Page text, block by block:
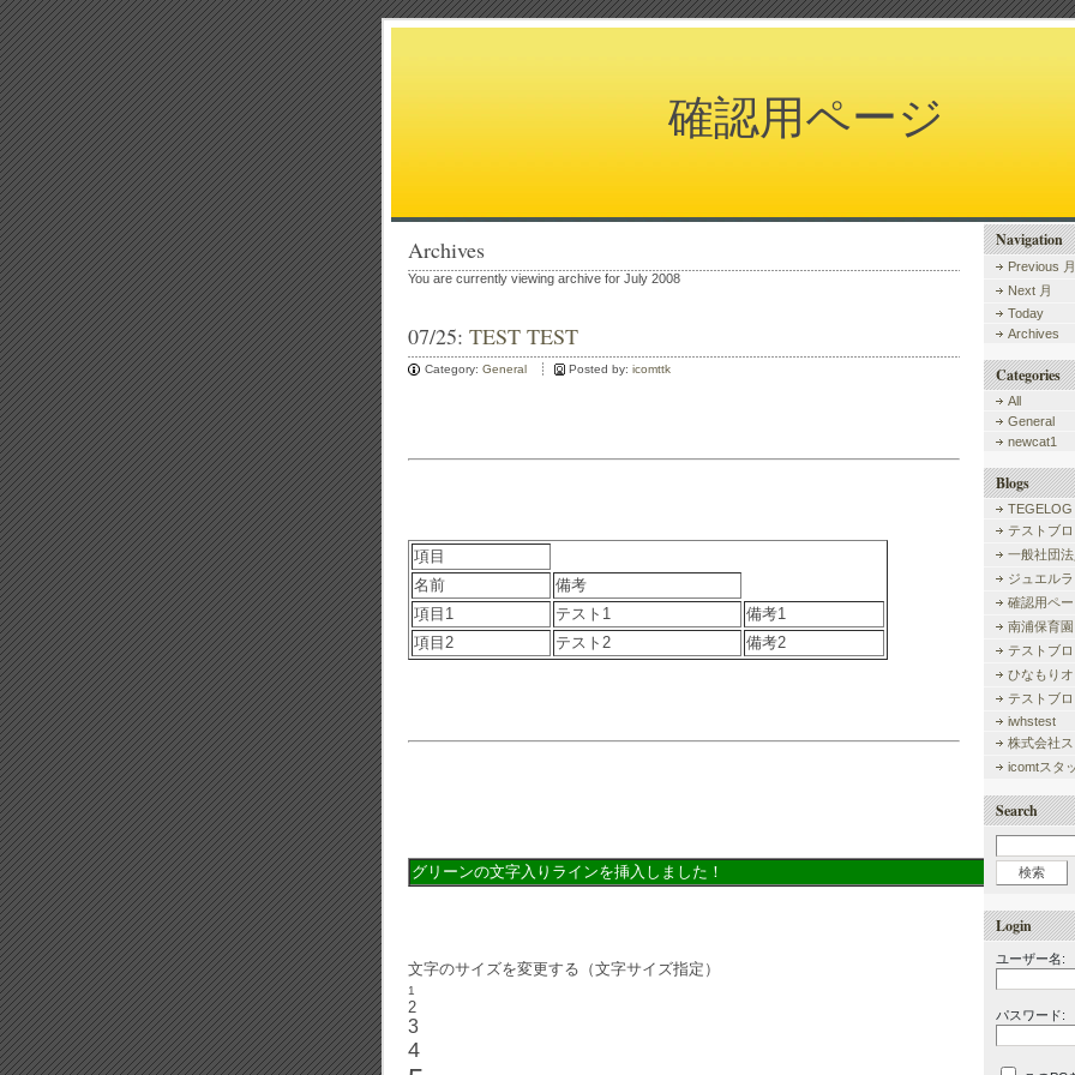
確認用ページ
Archives
You are currently viewing archive for July 2008
07/25: TEST TEST
Category: General Posted by: icomttk
項目
名前
備考
項目1
テスト1
備考1
項目2
テスト2 備考2
グリーンの文字入りラインを挿入しました！
文字のサイズを変更する（文字サイズ指定）
1
2
3
4
Navigation
Previous 月
Next 月
Today
Archives
Categories
All
General
newcat1
Blogs
TEGELOG
テストブ
一般社団
ジュエル
確認用ペ
南浦保育園
テストブ
ひなもり
テストブ
iwhstest
株式会社
icomtスタ
Search
Login
ユーザー名:
パスワード: